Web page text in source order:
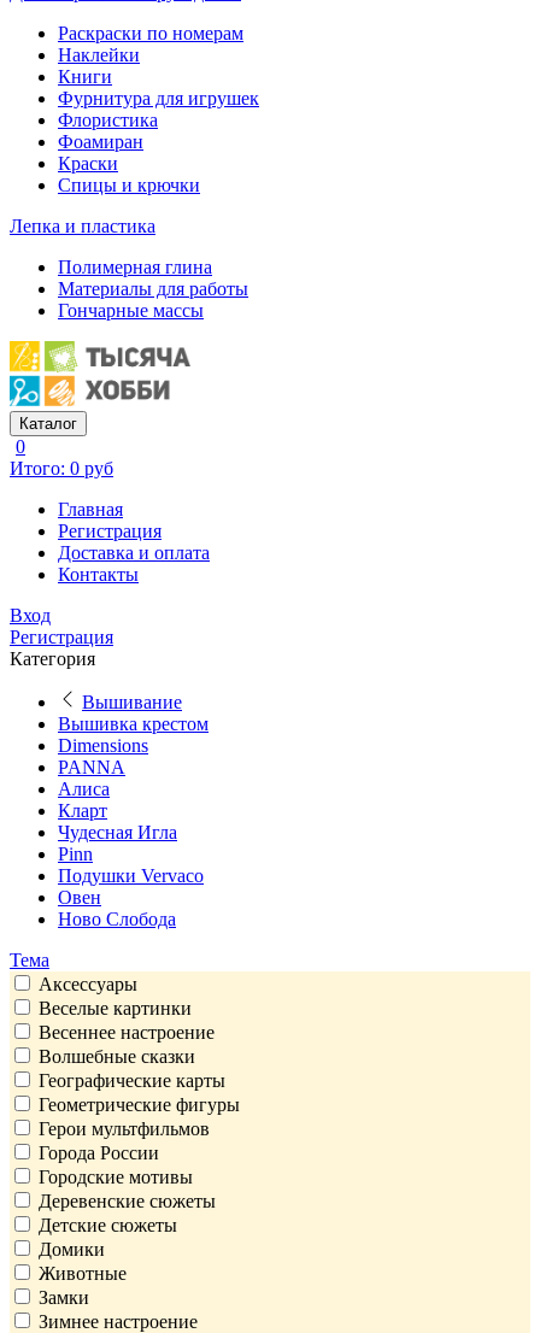
Раскраски по номерам
Наклейки
Книги
Фурнитура для игрушек
Флористика
Фоамиран
Краски
Спицы и крючки
Лепка и пластика
Полимерная глина
Материалы для работы
Гончарные массы
Каталог
0
Итого: 0 руб
Главная
Регистрация
Доставка и оплата
Контакты
Вход
Регистрация
Категория
Вышивание
Вышивка крестом
Dimensions
PANNA
Алиса
Кларт
Чудесная Игла
Pinn
Подушки Vervaco
Овен
Ново Слобода
Тема
Аксессуары
Веселые картинки
Весеннее настроение
Волшебные сказки
Географические карты
Геометрические фигуры
Герои мультфильмов
Города России
Городские мотивы
Деревенские сюжеты
Детские сюжеты
Домики
Животные
Замки
Зимнее настроение